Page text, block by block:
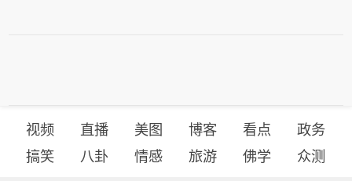
视频 直播 美图 博客 看点
政务
搞笑
八卦 情感 旅游 佛学 众测